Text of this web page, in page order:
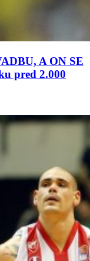
A ON SE
pred 2.000